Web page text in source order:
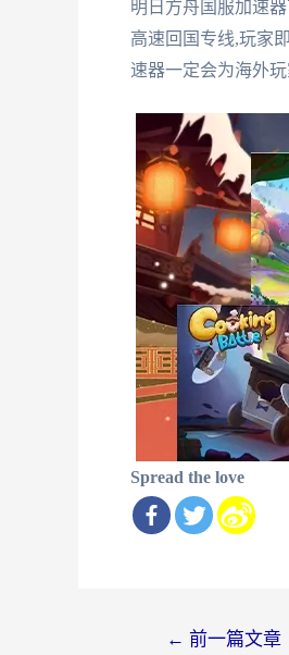
明日方舟国服加速
高速回国专线,玩家
速器一定会为海外
Spread the love
← 前一篇文章